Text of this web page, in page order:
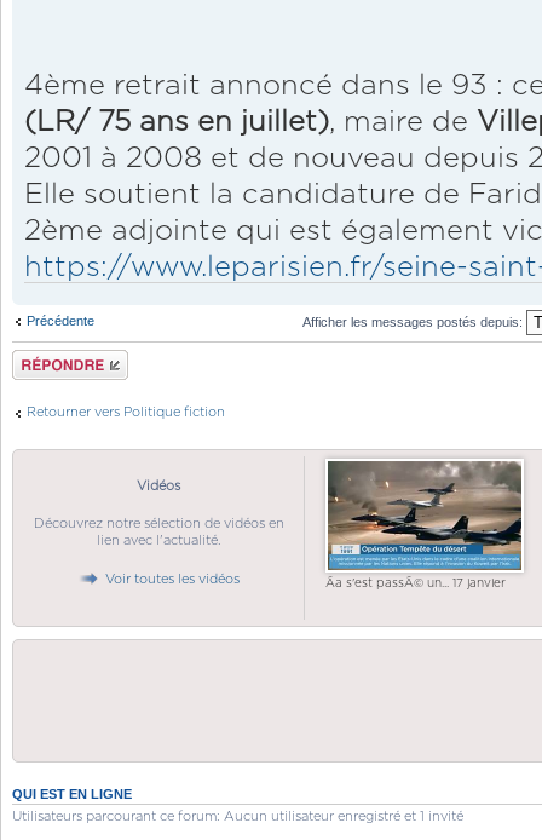
4ème retrait annoncé dans le 93 :
(LR/ 75 ans en juillet), maire de
2001 à 2008 et de nouveau depuis
Elle soutient la candidature de
2ème adjointe qui est également
https://www.leparisien.fr/seine-
Précédente Afficher les messages postés depuis:
Répondre
Retourner vers Politique fiction
Vidéos
Découvrez notre sélection de vidéos en
lien avec l'actualité.
Voir toutes les vidéos Ãa s'est passÃ© un... 17 janvier
QUI EST EN LIGNE
Utilisateurs parcourant ce forum: Aucun utilisateur enregistré et 1 invité